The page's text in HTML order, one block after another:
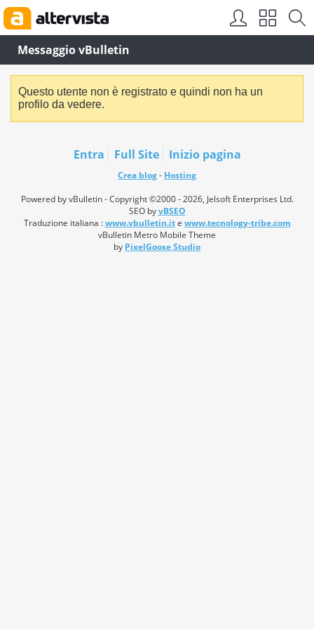
Messaggio vBulletin
Questo utente non è registrato e quindi non ha un
profilo da vedere.
Entra Full Site Inizio pagina
Crea blog- Hosting
Powered by vBulletin - Copyright ©2000 - 2026, Jelsoft Enterprises Ltd.
SEO byvBSEO
Traduzione italiana :www.vbulletin.ite www.tecnology-tribe.com
vBulletin Metro Mobile Theme
by PixelGoose Studio